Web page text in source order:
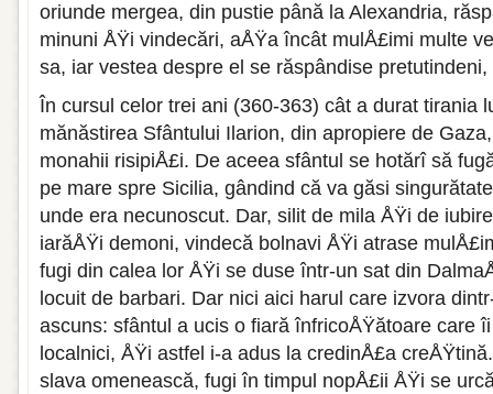
oriunde mergea, din pustie până la Alexandria,
minuni ÅŸi vindecări, aÅŸa încât mulÅ£imi multe
sa, iar vestea despre el se răspândise
În cursul celor trei ani (360-363) cât a durat tirania
mănăstirea Sfântului Ilarion, din apropiere de
monahii risipiÅ£i. De aceea sfântul se hotărî să
pe mare spre Sicilia, gândind că va găsi
unde era necunoscut. Dar, silit de mila ÅŸi de
iarăÅŸi demoni, vindecă bolnavi ÅŸi atrase
fugi din calea lor ÅŸi se duse într-un sat din
locuit de barbari. Dar nici aici harul care izvora
ascuns: sfântul a ucis o fiară înfricoÅŸătoare care
localnici, ÅŸi astfel i-a adus la credinÅ£a
slava omenească, fugi în timpul nopÅ£ii ÅŸi se